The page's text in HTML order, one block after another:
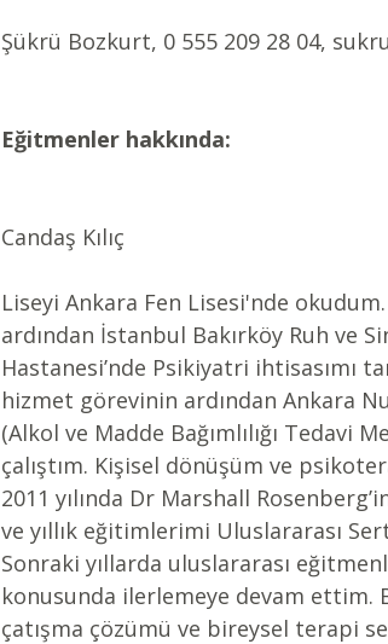
Şükrü Bozkurt, 0 555 209 28 04,
Eğitmenler hakkında:
Candaş Kılıç
Liseyi Ankara Fen Lisesi'nde
ardından İstanbul Bakırköy Ruh ve
Hastanesi’nde Psikiyatri ihtisasımı
hizmet görevinin ardından Ankara
(Alkol ve Madde Bağımlılığı Tedavi
çalıştım. Kişisel dönüşüm ve
2011 yılında Dr Marshall
ve yıllık eğitimlerimi Uluslararası
Sonraki yıllarda uluslararası
konusunda ilerlemeye devam
çatışma çözümü ve bireysel terapi